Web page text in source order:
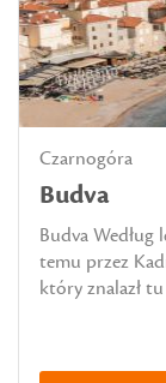
Czarnogóra
Budva
Budva Według
temu przez
który znalazł